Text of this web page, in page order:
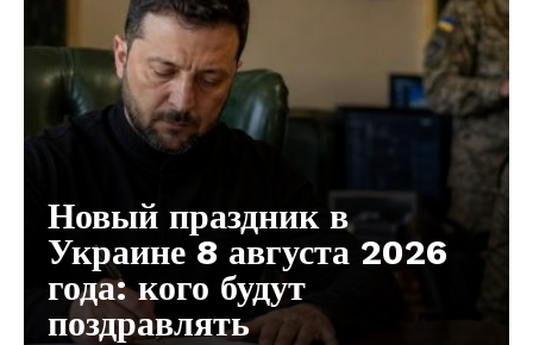
Новый праздник в
Украине 8 августа 2026
года: кого будут
поздравлять